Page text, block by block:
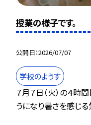
授業の様子です。
公開日 2026/07/07
学校のようす
７月７日（火）の４時
うになり暑さを感じ